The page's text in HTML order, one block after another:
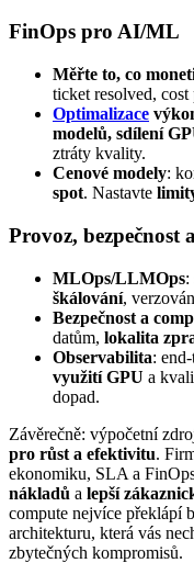
FinOps pro AI/ML
Měřte to, co
ticket resolved, cost
Optimalizace
modelů, sdílení
ztráty kvality.
Cenové modely:
spot. Nastavte
Provoz, bezpečnost
MLOps/LLMOps:
škálování,
Bezpečnost a
datům, lokalita
Observabilita:
využití GPU a
dopad.
Závěrečně: výpočetní
pro růst a efektivitu.
ekonomiku, SLA a
nákladů a lepší
compute nejvíce překlápí
architekturu, která vás
zbytečných kompromisů.